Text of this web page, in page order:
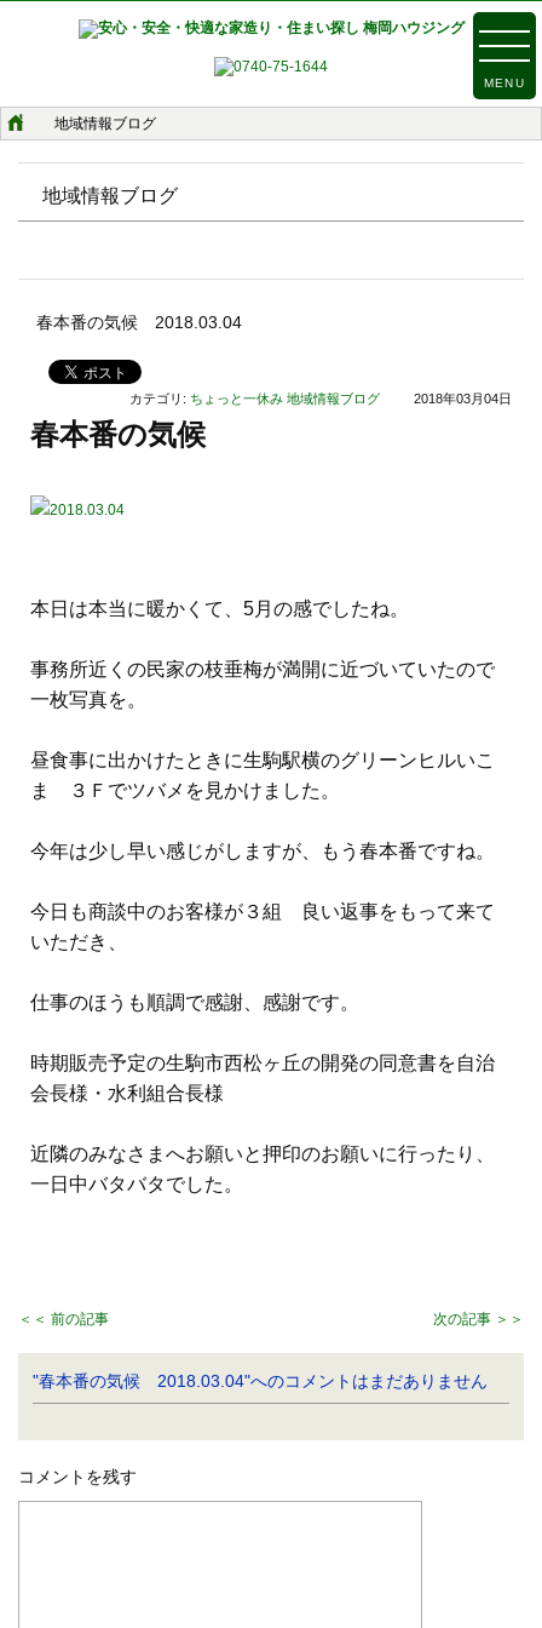
MENU
地域情報ブログ
地域情報ブログ
春本番の気候 2018.03.04
カテゴリ: ちょっと一休み 地域情報ブログ 2018年03月04日
春本番の気候
本日は本当に暖かくて、5月の感でしたね。
事務所近くの民家の枝垂梅が満開に近づいていたので
一枚写真を。
昼食事に出かけたときに生駒駅横のグリーンヒルいこ
ま ３Ｆでツバメを見かけました。
今年は少し早い感じがしますが、もう春本番ですね。
今日も商談中のお客様が３組 良い返事をもって来て
いただき、
仕事のほうも順調で感謝、感謝です。
時期販売予定の生駒市西松ヶ丘の開発の同意書を自治
会長様・水利組合長様
近隣のみなさまへお願いと押印のお願いに行ったり、
一日中バタバタでした。
＜＜ 前の記事 次の記事 ＞＞
"春本番の気候 2018.03.04"へのコメントはまだありません
コメントを残す